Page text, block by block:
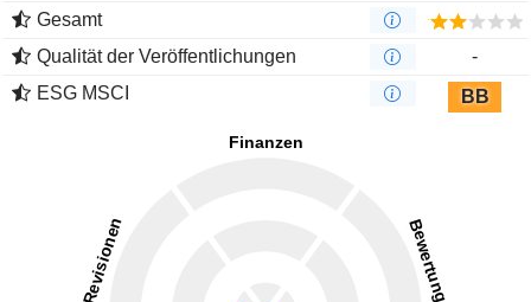
Gesamt
Qualität der Veröffentlichungen
-
ESG MSCI
BB